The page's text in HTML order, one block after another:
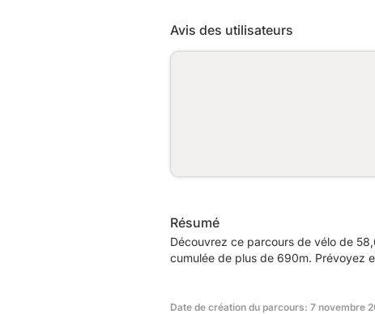
Avis des utilisateurs
Résumé
Découvrez ce parcours de vélo de
cumulée de plus de 690m. Prévoyez
Date de création du parcours: 7 novembre